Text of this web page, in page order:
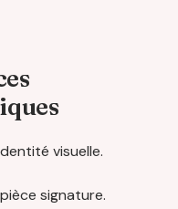
visuelle.
signature.